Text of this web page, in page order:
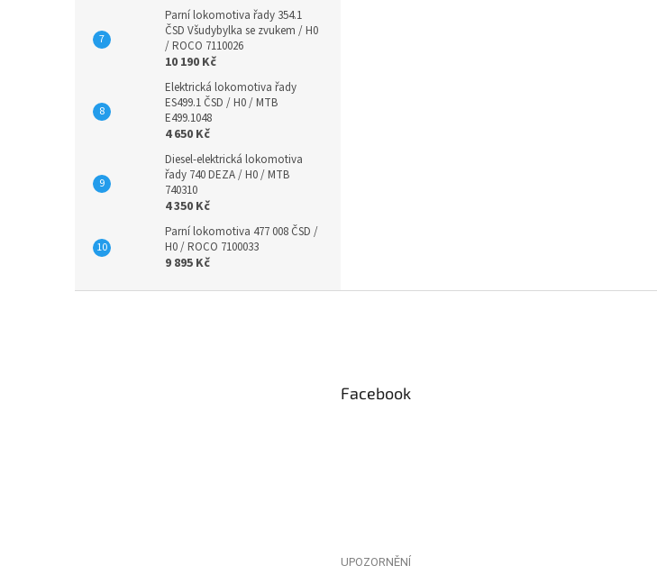
Parní lokomotiva řady 354.1
ČSD Všudybylka se zvukem / H0
/ ROCO 7110026
10 190 Kč
Elektrická lokomotiva řady
ES499.1 ČSD / H0 / MTB
E499.1048
4 650 Kč
Diesel-elektrická lokomotiva
řady 740 DEZA / H0 / MTB
740310
4 350 Kč
Parní lokomotiva 477 008 ČSD /
H0 / ROCO 7100033
9 895 Kč
Facebook
UPOZORNĚNÍ